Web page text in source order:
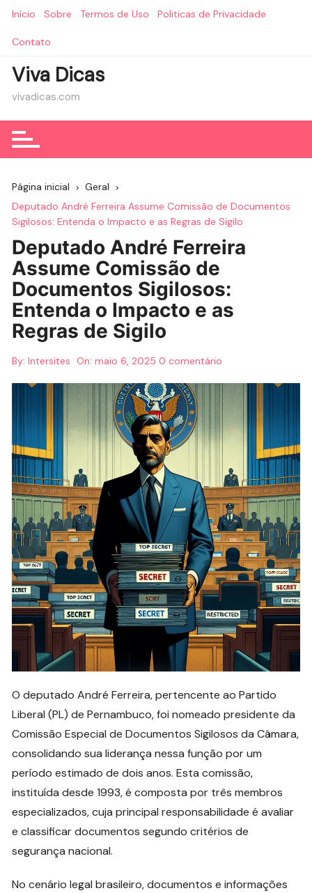
Início Sobre Termos de Uso Politicas de Privacidade
Contato
Viva Dicas
vivadicas.com
Página inicial
Geral
Deputado André Ferreira Assume Comissão de Documentos
Sigilosos: Entenda o Impacto e as Regras de Sigilo
Deputado André Ferreira
Assume Comissão de
Documentos Sigilosos:
Entenda o Impacto e as
Regras de Sigilo
By: Intersites On:maio 6, 2025 0 comentário
O deputado André Ferreira, pertencente ao Partido
Liberal (PL) de Pernambuco, foi nomeado presidente da
Comissão Especial de Documentos Sigilosos da Câmara,
consolidando sua liderança nessa função por um
período estimado de dois anos. Esta comissão,
instituída desde 1993, é composta por três membros
especializados, cuja principal responsabilidade é avaliar
e classificar documentos segundo critérios de
segurança nacional.
No cenário legal brasileiro, documentos e informações